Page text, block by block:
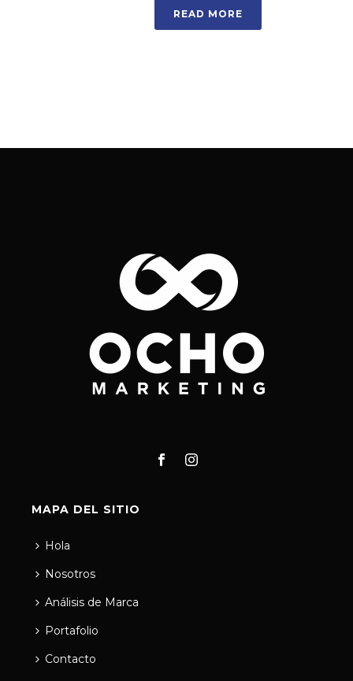
READ MORE
MAPA DEL SITIO
Hola
Nosotros
Análisis de Marca
Portafolio
Contacto